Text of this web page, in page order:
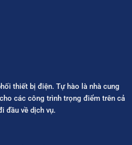
thiết bị điện. Tự hào là nhà cung
các công trình trọng điểm trên cả
đầu về dịch vụ.